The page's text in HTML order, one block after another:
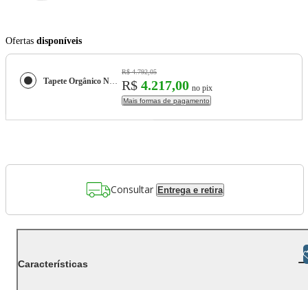
Ofertas disponíveis
Tapete Orgânico Nuvola Bean Bege
R$ 4.792,05
R$ 4.217,00 no pix
Mais formas de pagamento
Consultar Entrega e retira
Características